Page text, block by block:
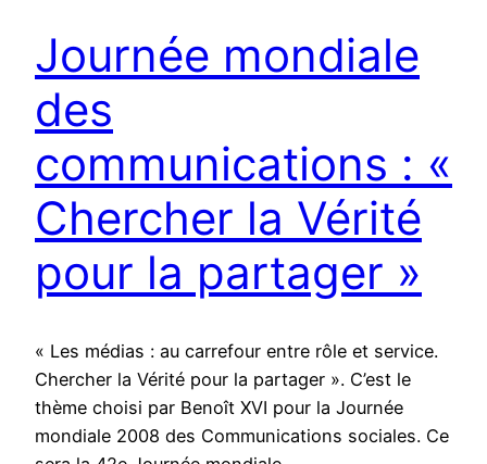
Journée mondiale
des
communications : «
Chercher la Vérité
pour la partager »
« Les médias : au carrefour entre rôle et service.
Chercher la Vérité pour la partager ». C’est le
thème choisi par Benoît XVI pour la Journée
mondiale 2008 des Communications sociales. Ce